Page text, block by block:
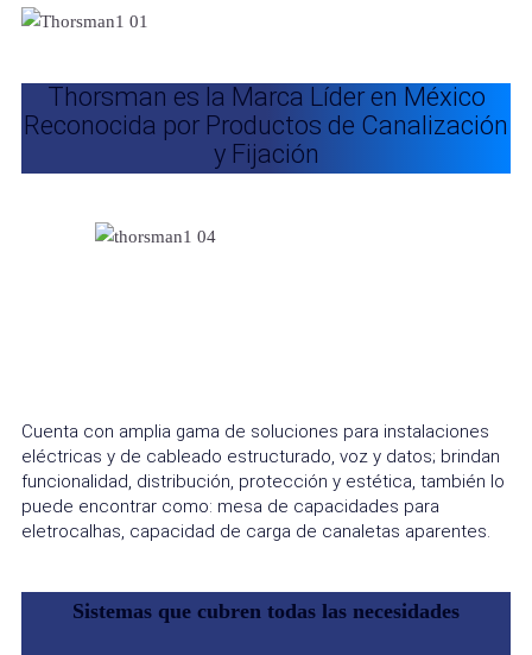
Thorsman es la Marca Líder en México
Reconocida por Productos de Canalización
y Fijación
Cuenta con amplia gama de soluciones para instalaciones
eléctricas y de cableado estructurado, voz y datos; brindan
funcionalidad, distribución, protección y estética, también lo
puede encontrar como: mesa de capacidades para
eletrocalhas, capacidad de carga de canaletas aparentes.
Sistemas que cubren todas las necesidades